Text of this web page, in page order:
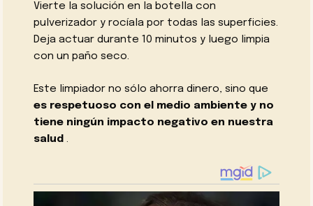
Vierte la solución en la botella con
pulverizador y rocíala por todas las superficies.
Deja actuar durante 10 minutos y luego limpia
con un paño seco.
Este limpiador no sólo ahorra dinero, sino que
es respetuoso con el medio ambiente y no
tiene ningún impacto negativo en nuestra
salud .